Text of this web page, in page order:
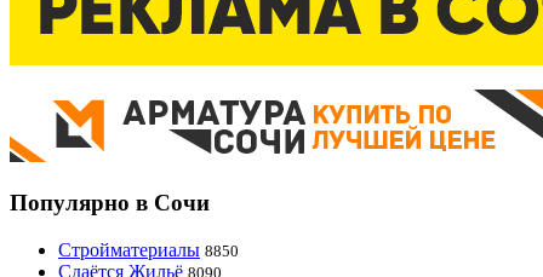
Популярно в Сочи
Стройматериалы 8850
Сдаётся Жильё 8090